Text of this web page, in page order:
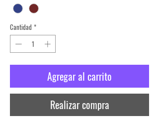
Cantidad *
Agregar al carrito
Realizar compra